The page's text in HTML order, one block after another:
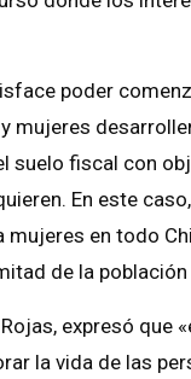
poder
mujeres
suelo fiscal con
En este
en todo
de la población
expresó que
la vida de las